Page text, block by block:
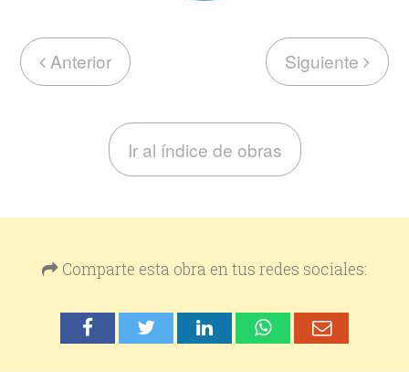
Anterior Siguiente
Ir al índice de obras
Comparte esta obra en tus redes sociales: